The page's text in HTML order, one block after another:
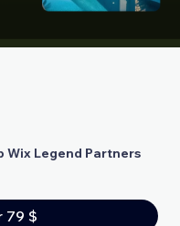
Wix Legend Partners
79 $